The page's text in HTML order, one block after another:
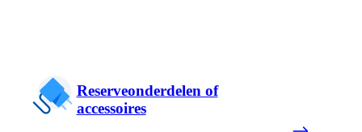
Reserveonderdelen of
accessoires